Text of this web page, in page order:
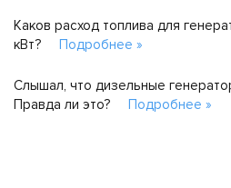
Каков расход топлива для
кВт?
Подробнее »
Слышал, что дизельные
Правда ли это?
Подробнее »